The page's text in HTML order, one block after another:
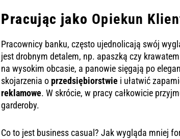
Pracując jako Opiekun
Pracownicy banku, często ujednolicają swój
jest drobnym detalem, np. apaszką czy
na wysokim obcasie, a panowie sięgają po
skojarzenia o przedsiębiorstwie i ułatwić
reklamowe. W skrócie, w pracy całkowicie
garderoby.
Co to jest business casual? Jak wygląda mniej